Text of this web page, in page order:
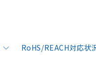
RoHS/REACH対応状